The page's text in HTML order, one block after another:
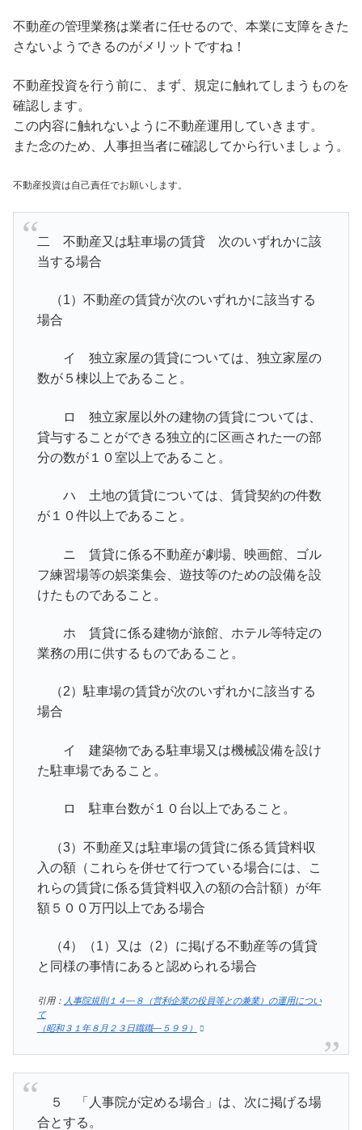
不動産の管理業務は業者に任せるので、本業に支障をきた
さないようできるのがメリットですね！
不動産投資を行う前に、まず、規定に触れてしまうものを
確認します。
この内容に触れないように不動産運用していきます。
また念のため、人事担当者に確認してから行いましょう。
不動産投資は自己責任でお願いします。
二 不動産又は駐車場の賃貸 次のいずれかに該
当する場合
（1）不動産の賃貸が次のいずれかに該当する
場合
イ 独立家屋の賃貸については、独立家屋の
数が５棟以上であること。
ロ 独立家屋以外の建物の賃貸については、
貸与することができる独立的に区画された一の部
分の数が１０室以上であること。
ハ 土地の賃貸については、賃貸契約の件数
が１０件以上であること。
ニ 賃貸に係る不動産が劇場、映画館、ゴル
フ練習場等の娯楽集会、遊技等のための設備を設
けたものであること。
ホ 賃貸に係る建物が旅館、ホテル等特定の
業務の用に供するものであること。
（2）駐車場の賃貸が次のいずれかに該当する
場合
イ 建築物である駐車場又は機械設備を設け
た駐車場であること。
ロ 駐車台数が１０台以上であること。
（3）不動産又は駐車場の賃貸に係る賃貸料収
入の額（これらを併せて行つている場合には、こ
れらの賃貸に係る賃貸料収入の額の合計額）が年
額５００万円以上である場合
（4）（1）又は（2）に掲げる不動産等の賃貸
と同様の事情にあると認められる場合
引用： 人事院規則１４―８（営利企業の役員等との兼業）の運用につい
て
（昭和３１年８月２３日職職―５９９）
５ 「人事院が定める場合」は、次に掲げる場
合とする。